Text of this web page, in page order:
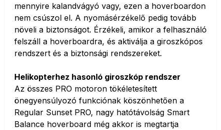
mennyire kalandvágyó vagy, ezen a hoverboardon
nem csúszol el. A nyomásérzékelő pedig tovább
növeli a biztonságot. Érzékeli, amikor a felhasználó
felszáll a hoverboardra, és aktiválja a giroszkópos
rendszert és a biztonsági rendszereket.
Helikopterhez hasonló giroszkóp rendszer
Az összes PRO motoron tökéletesített
önegyensúlyozó funkciónak köszönhetően a
Regular Sunset PRO, nagy hatótávolság Smart
Balance hoverboard még akkor is megtartja